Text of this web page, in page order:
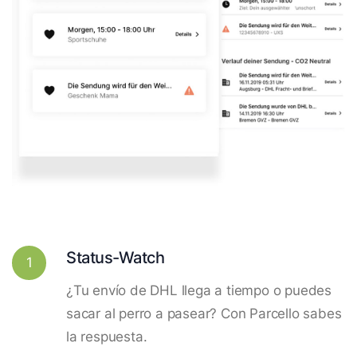
1 Status-Watch
¿Tu envío de DHL llega a tiempo o puedes
sacar al perro a pasear? Con Parcello sabes
la respuesta.